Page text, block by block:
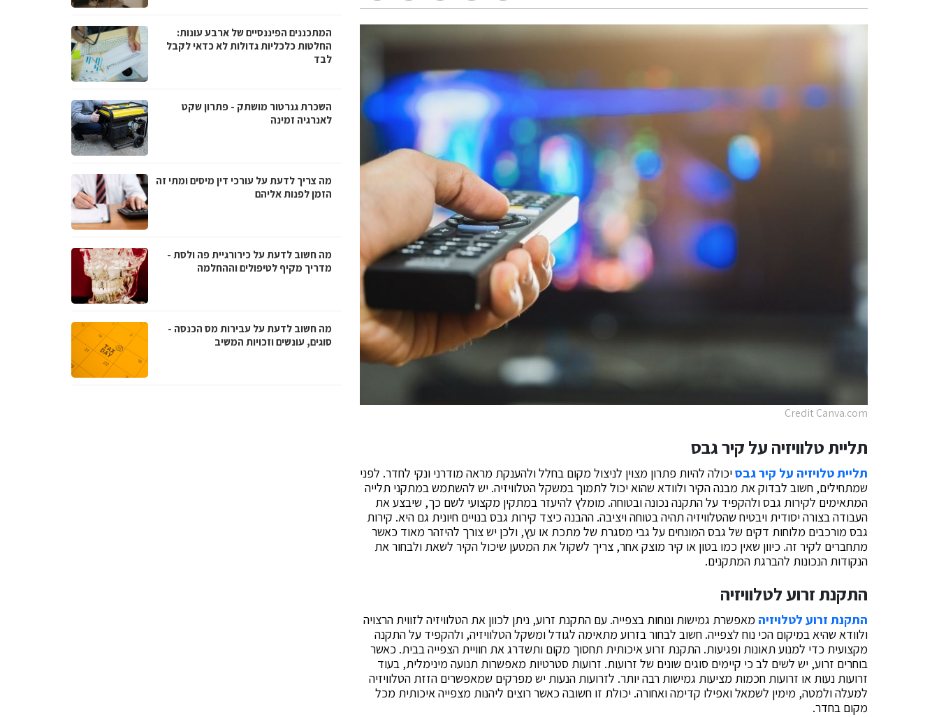
Credit Canva.com
תליית טלוויזיה על קיר גבס
תליית טלויזיה על קיר גבסיכולה להיות פתרון מצוין לניצול מקום בחלל ולהענקת מראה מודרני ונקי לחדר. לפני
שמתחילים, חשוב לבדוק את מבנה הקיר ולוודא שהוא יכול לתמוך במשקל הטלוויזיה. יש להשתמש במתקני תלייה
המתאימים לקירות גבס ולהקפיד על התקנה נכונה ובטוחה. מומלץ להיעזר במתקין מקצועי לשם כך, שיבצע את
העבודה בצורה יסודית ויבטיח שהטלוויזיה תהיה בטוחה ויציבה. ההבנה כיצד קירות גבס בנויים חיונית גם היא. קירות
גבס מורכבים מלוחות דקים של גבס המונחים על גבי מסגרת של מתכת או עץ, ולכן יש צורך להיזהר מאוד כאשר
מתחברים לקיר זה. כיוון שאין כמו בטון או קיר מוצק אחר, צריך לשקול את המטען שיכול הקיר לשאת ולבחור את
הנקודות הנכונות להברגת המתקנים.
התקנת זרוע לטלוויזיה
התקנת זרוע לטלויזיה מאפשרת גמישות ונוחות בצפייה. עם התקנת זרוע, ניתן לכוון את הטלוויזיה לזווית הרצויה
ולוודא שהיא במיקום הכי נוח לצפייה. חשוב לבחור בזרוע מתאימה לגודל ומשקל הטלוויזיה, ולהקפיד על התקנה
מקצועית כדי למנוע תאונות ופגיעות. התקנת זרוע איכותית תחסוך מקום ותשדרג את חוויית הצפייה בבית. כאשר
בוחרים זרוע, יש לשים לב כי קיימים סוגים שונים של זרועות. זרועות סטרטיות מאפשרות תנועה מינימלית, בעוד
זרועות נעות או זרועות חכמות מציעות גמישות רבה יותר. לזרועות הנעות יש מפרקים שמאפשרים הזזת הטלוויזיה
למעלה ולמטה, מימין לשמאל ואפילו קדימה ואחורה. יכולת זו חשובה כאשר רוצים ליהנות מצפייה איכותית מכל
מקום בחדר.
המתכננים הפיננסיים של ארבע עונות:
החלטות כלכליות גדולות לא כדאי לקבל
לבד
השכרת גנרטור מושתק - פתרון שקט
לאנרגיה זמינה
מה צריך לדעת על עורכי דין מיסים ומתי זה
הזמן לפנות אליהם
מה חשוב לדעת על כירורגיית פה ולסת -
מדריך מקיף לטיפולים וההחלמה
מה חשוב לדעת על עבירות מס הכנסה -
סוגים, עונשים וזכויות המשיב